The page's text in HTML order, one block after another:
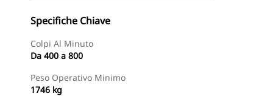
Specifiche Chiave
Colpi Al Minuto
Da 400 a 800
Peso Operativo Minimo
1746 kg